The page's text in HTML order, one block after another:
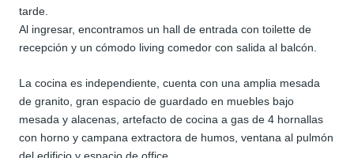
tarde.
Al ingresar, encontramos un hall de entrada con toilette de
recepción y un cómodo living comedor con salida al balcón.
La cocina es independiente, cuenta con una amplia mesada
de granito, gran espacio de guardado en muebles bajo
mesada y alacenas, artefacto de cocina a gas de 4 hornallas
con horno y campana extractora de humos, ventana al pulmón